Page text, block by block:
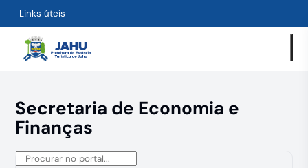
Links úteis
Secretaria de Economia e
Finanças